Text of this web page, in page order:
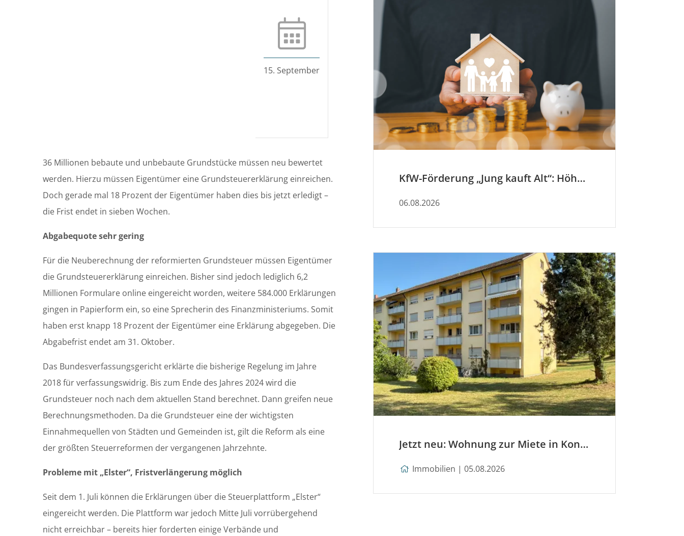
15. September
36 Millionen bebaute und unbebaute Grundstücke müssen neu bewertet
werden. Hierzu müssen Eigentümer eine Grundsteuererklärung einreichen.
Doch gerade mal 18 Prozent der Eigentümer haben dies bis jetzt erledigt –
die Frist endet in sieben Wochen.
Abgabequote sehr gering
Für die Neuberechnung der reformierten Grundsteuer müssen Eigentümer
die Grundsteuererklärung einreichen. Bisher sind jedoch lediglich 6,2
Millionen Formulare online eingereicht worden, weitere 584.000 Erklärungen
gingen in Papierform ein, so eine Sprecherin des Finanzministeriums. Somit
haben erst knapp 18 Prozent der Eigentümer eine Erklärung abgegeben. Die
Abgabefrist endet am 31. Oktober.
Das Bundesverfassungsgericht erklärte die bisherige Regelung im Jahre
2018 für verfassungswidrig. Bis zum Ende des Jahres 2024 wird die
Grundsteuer noch nach dem aktuellen Stand berechnet. Dann greifen neue
Berechnungsmethoden. Da die Grundsteuer eine der wichtigsten
Einnahmequellen von Städten und Gemeinden ist, gilt die Reform als eine
der größten Steuerreformen der vergangenen Jahrzehnte.
Probleme mit „Elster“, Fristverlängerung möglich
Seit dem 1. Juli können die Erklärungen über die Steuerplattform „Elster“
eingereicht werden. Die Plattform war jedoch Mitte Juli vorrübergehend
nicht erreichbar – bereits hier forderten einige Verbände und
KfW-Förderung „Jung kauft Alt“: Höhere Kredite ab August 2026
06.08.2026
Jetzt neu: Wohnung zur Miete in Konstanz
Immobilien | 05.08.2026